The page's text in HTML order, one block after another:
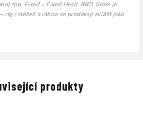
top. Fixed = Fixed Head. RRD Grom je
rig / stěžeň a ráhno se prodávají zvlášť jako
produkty